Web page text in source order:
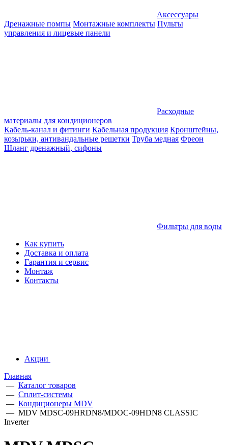
Аксессуары
Дренажные помпы Монтажные комплекты Пульты
управления и лицевые панели
Расходные
материалы для кондиционеров
Кабель-канал и фитинги Кабельная продукция Кронштейны,
козырьки, антивандальные решетки Труба медная Фреон
Шланг дренажный, сифоны
Фильтры для воды
Как купить
Доставка и оплата
Гарантия и сервис
Монтаж
Контакты
Акции
Главная
— Каталог товаров
— Сплит-системы
— Кондиционеры MDV
— MDV MDSC-09HRDN8/MDOC-09HDN8 CLASSIC
Inverter